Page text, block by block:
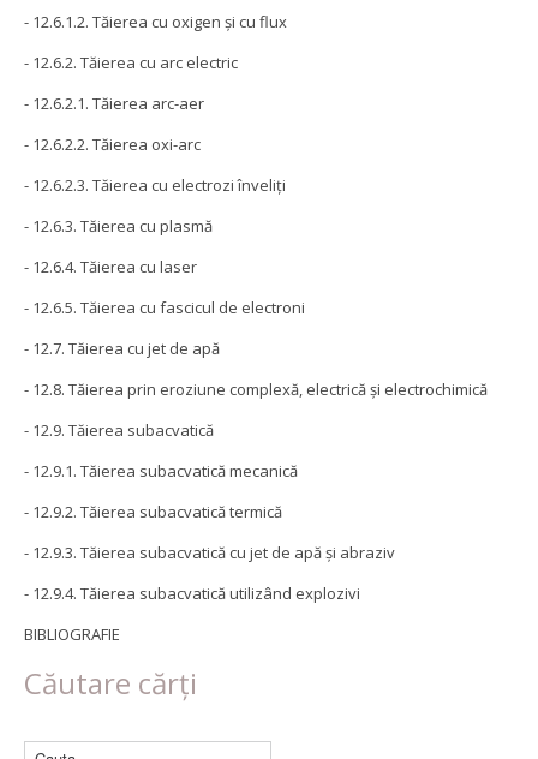
- 12.6.1.2. Tăierea cu oxigen şi cu flux
- 12.6.2. Tăierea cu arc electric
- 12.6.2.1. Tăierea arc-aer
- 12.6.2.2. Tăierea oxi-arc
- 12.6.2.3. Tăierea cu electrozi înveliţi
- 12.6.3. Tăierea cu plasmă
- 12.6.4. Tăierea cu laser
- 12.6.5. Tăierea cu fascicul de electroni
- 12.7. Tăierea cu jet de apă
- 12.8. Tăierea prin eroziune complexă, electrică şi electrochimică
- 12.9. Tăierea subacvatică
- 12.9.1. Tăierea subacvatică mecanică
- 12.9.2. Tăierea subacvatică termică
- 12.9.3. Tăierea subacvatică cu jet de apă şi abraziv
- 12.9.4. Tăierea subacvatică utilizând explozivi
BIBLIOGRAFIE
Căutare cărți